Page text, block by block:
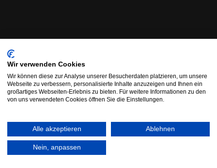
Wir verwenden Cookies
Wir können diese zur Analyse unserer Besucherdaten platzieren, um unsere
Webseite zu verbessern, personalisierte Inhalte anzuzeigen und Ihnen ein
großartiges Webseiten-Erlebnis zu bieten. Für weitere Informationen zu den
von uns verwendeten Cookies öffnen Sie die Einstellungen.
Alle akzeptieren Ablehnen
Nein, anpassen